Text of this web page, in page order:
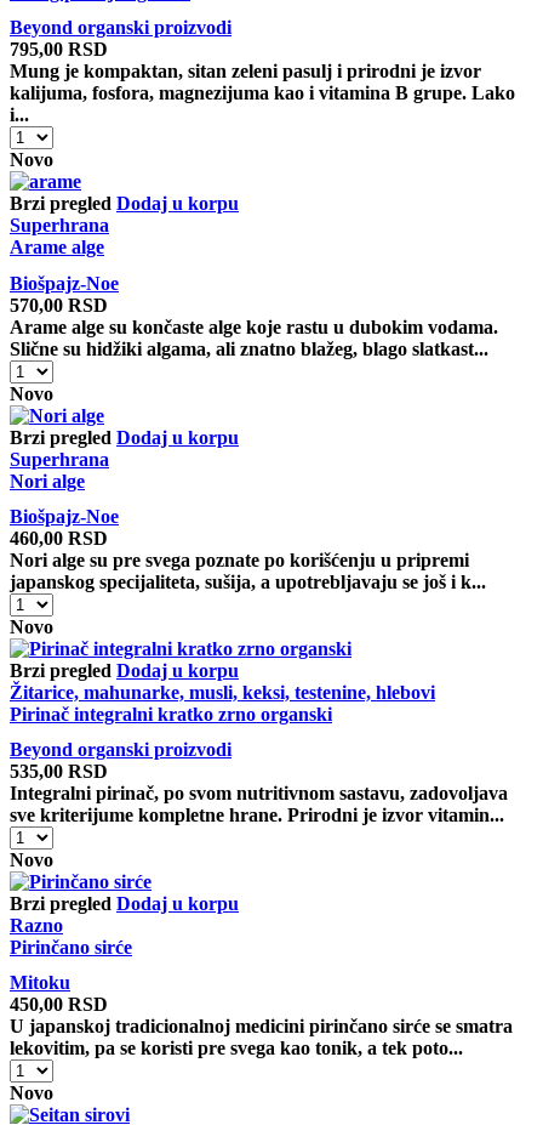
Beyond organski proizvodi
795,00 RSD
Mung je kompaktan, sitan zeleni pasulj i prirodni je izvor
kalijuma, fosfora, magnezijuma kao i vitamina B grupe. Lako
i...
Mung
pasulj
organski
količina
Novo
Brzi pregled Dodaj u korpu
Superhrana
Arame alge
Biošpajz-Noe
570,00 RSD
Arame alge su končaste alge koje rastu u dubokim vodama.
Slične su hidžiki algama, ali znatno blažeg, blago slatkast...
Arame
alge
količina
Novo
Brzi pregled Dodaj u korpu
Superhrana
Nori alge
Biošpajz-Noe
460,00 RSD
Nori alge su pre svega poznate po korišćenju u pripremi
japanskog specijaliteta, sušija, a upotrebljavaju se još i k...
Nori
alge
količina
Novo
Brzi pregled Dodaj u korpu
Žitarice, mahunarke, musli, keksi, testenine, hlebovi
Pirinač integralni kratko zrno organski
Beyond organski proizvodi
535,00 RSD
Integralni pirinač, po svom nutritivnom sastavu, zadovoljava
sve kriterijume kompletne hrane. Prirodni je izvor vitamin...
Pirinač
integralni
kratko
zrno
organski
količina
Novo
Brzi pregled Dodaj u korpu
Razno
Pirinčano sirće
Mitoku
450,00 RSD
U japanskoj tradicionalnoj medicini pirinčano sirće se smatra
lekovitim, pa se koristi pre svega kao tonik, a tek poto...
Pirinčano
sirće
količina
Novo